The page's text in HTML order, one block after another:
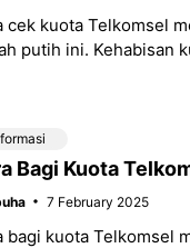
cek kuota Telkomsel
putih ini. Kehabisan
Bagi Kuota
7 February 2025
bagi kuota Telkomsel